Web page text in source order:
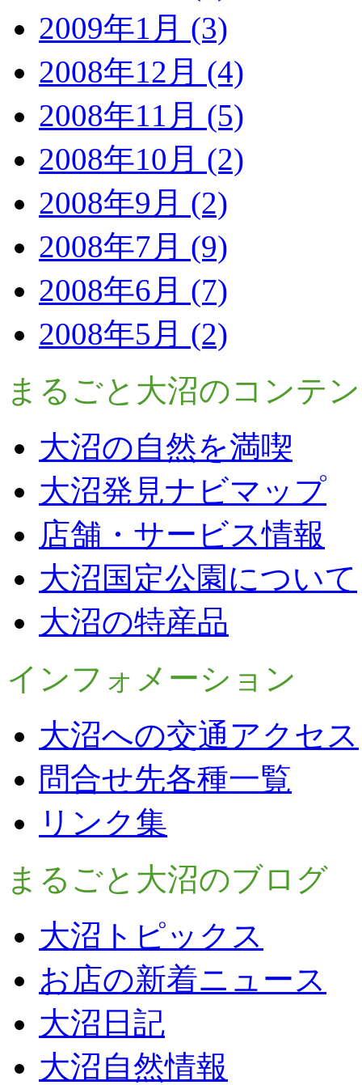
2009年1月 (3)
2008年12月 (4)
2008年11月 (5)
2008年10月 (2)
2008年9月 (2)
2008年7月 (9)
2008年6月 (7)
2008年5月 (2)
まるごと大沼のコンテ
大沼の自然を満喫
大沼発見ナビマップ
店舗・サービス情報
大沼国定公園について
大沼の特産品
インフォメーション
大沼への交通アクセス
問合せ先各種一覧
リンク集
まるごと大沼のブログ
大沼トピックス
お店の新着ニュース
大沼日記
大沼自然情報